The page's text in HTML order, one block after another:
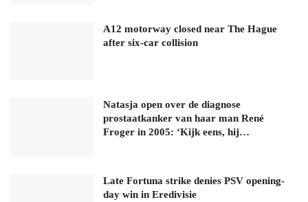
A12 motorway closed near The Hague
after six-car collision
Natasja open over de diagnose
prostaatkanker van haar man René
Froger in 2005: ‘Kijk eens, hij…
Late Fortuna strike denies PSV opening-
day win in Eredivisie